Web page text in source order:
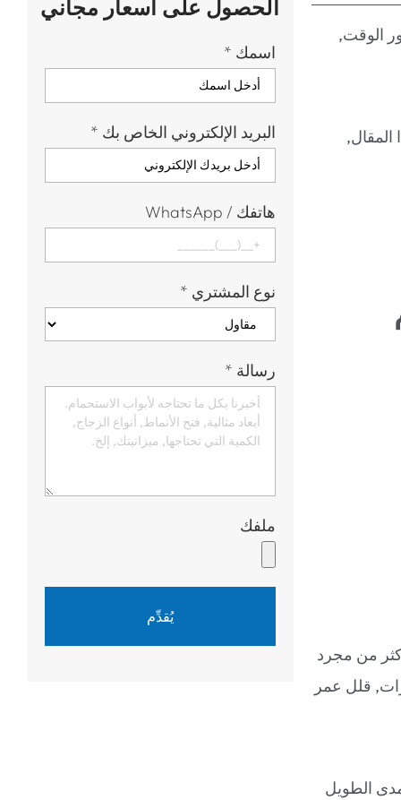
الوقت,
من مجرد
قلل عمر
الطويل
الحصول على أسعار مجاني
اسمك *
البريد الإلكتروني الخاص بك *
هاتفك / WhatsApp
نوع المشتري *
رسالة *
ملفك
يُقدِّم